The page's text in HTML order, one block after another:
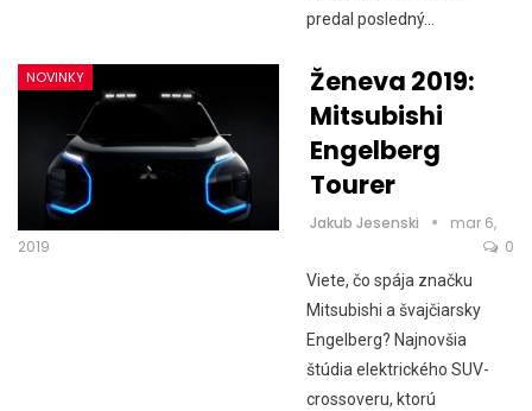
predal posledný…
NOVINKY
Ženeva 2019:
Mitsubishi
Engelberg
Tourer
Jakub Jesenski
mar 6,
2019
0
Viete, čo spája značku
Mitsubishi a švajčiarsky
Engelberg? Najnovšia
štúdia elektrického SUV-
crossoveru, ktorú